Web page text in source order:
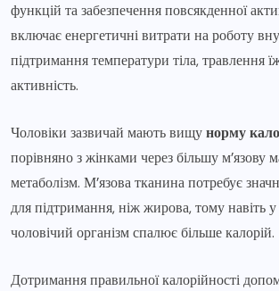
функцій та забезпечення повсякденної
включає енергетичні витрати на роботу
підтримання температури тіла, травлення
активність.
Чоловіки зазвичай мають вищунорму
порівняно з жінками через більшу
метаболізм. М’язова тканина потребує
для підтримання, ніж жирова, тому навіть
чоловічий організм спалює більше калорій.
Дотримання правильної калорійності